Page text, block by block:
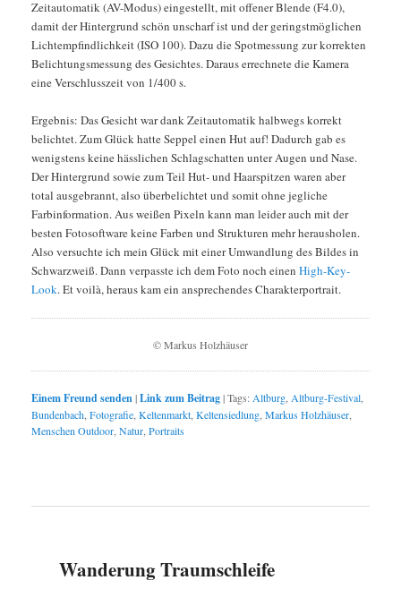
Zeitautomatik (AV-Modus) eingestellt, mit offener Blende (F4.0),
damit der Hintergrund schön unscharf ist und der geringstmöglichen
Lichtempfindlichkeit (ISO 100). Dazu die Spotmessung zur korrekten
Belichtungsmessung des Gesichtes. Daraus errechnete die Kamera
eine Verschlusszeit von 1/400 s.
Ergebnis: Das Gesicht war dank Zeitautomatik halbwegs korrekt
belichtet. Zum Glück hatte Seppel einen Hut auf! Dadurch gab es
wenigstens keine hässlichen Schlagschatten unter Augen und Nase.
Der Hintergrund sowie zum Teil Hut- und Haarspitzen waren aber
total ausgebrannt, also überbelichtet und somit ohne jegliche
Farbinformation. Aus weißen Pixeln kann man leider auch mit der
besten Fotosoftware keine Farben und Strukturen mehr herausholen.
Also versuchte ich mein Glück mit einer Umwandlung des Bildes in
Schwarzweiß. Dann verpasste ich dem Foto noch einen High-Key-
Look. Et voilà, heraus kam ein ansprechendes Charakterportrait.
© Markus Holzhäuser
Einem Freund senden|Link zum Beitrag|Tags: Altburg, Altburg-Festival,
Bundenbach, Fotografie, Keltenmarkt, Keltensiedlung, Markus Holzhäuser,
Menschen Outdoor, Natur, Portraits
Wanderung Traumschleife